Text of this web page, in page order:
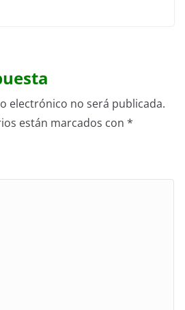
electrónico no será publicada.
están marcados con *